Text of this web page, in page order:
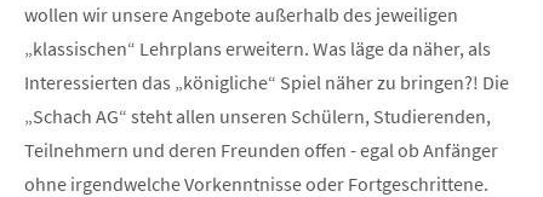
wollen wir unsere Angebote außerhalb des jeweiligen
„klassischen“ Lehrplans erweitern. Was läge da näher, als
Interessierten das „königliche“ Spiel näher zu bringen?! Die
„Schach AG“ steht allen unseren Schülern, Studierenden,
Teilnehmern und deren Freunden offen - egal ob Anfänger
ohne irgendwelche Vorkenntnisse oder Fortgeschrittene.